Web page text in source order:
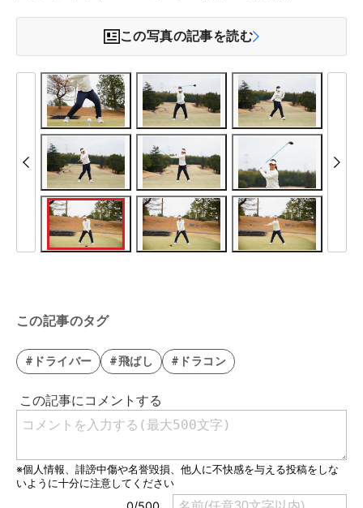
この写真の記事を読む
この記事のタグ
#ドライバー #飛ばし #ドラコン